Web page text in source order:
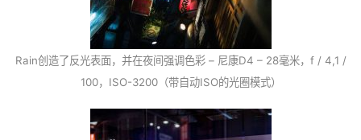
Rain创造了反光表面，并在夜间强调色彩 – 尼康D4 – 28毫米，f / 4,1 /
100，ISO-3200（带自动ISO的光圈模式）